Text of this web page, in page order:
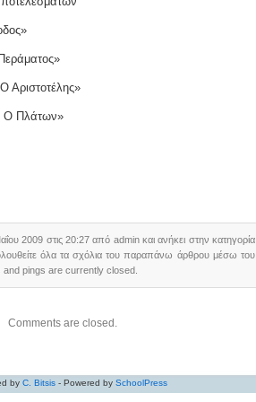
Αριστοτέλης»
Ο Πλάτων»
2009 στις 20:27 από admin και ανήκει στην κατηγορία
όλα τα σχόλια του παραπάνω άρθρου μέσω του
pings are currently closed.
Comments are closed.
by C. Bitsis- Powered by SchoolPress